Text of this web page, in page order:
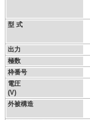
型 式
出力
極数
枠番号
電圧
(V)
外被構造